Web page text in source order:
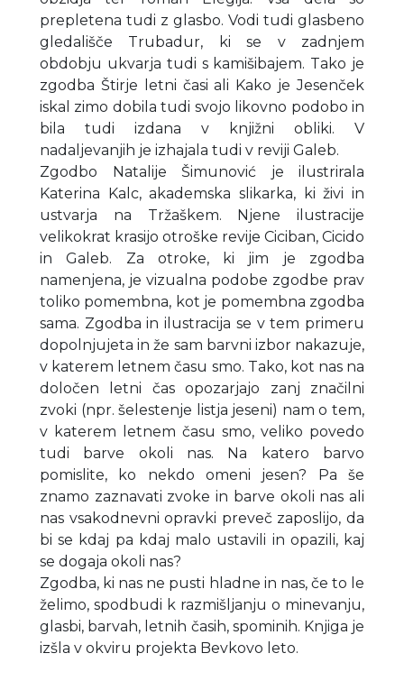
prepletena tudi z glasbo. Vodi tudi glasbeno
gledališče Trubadur, ki se v zadnjem
obdobju ukvarja tudi s kamišibajem. Tako je
zgodba Štirje letni časi ali Kako je Jesenček
iskal zimo dobila tudi svojo likovno podobo in
bila tudi izdana v knjižni obliki. V
nadaljevanjih je izhajala tudi v reviji Galeb.
Zgodbo Natalije Šimunović je ilustrirala
Katerina Kalc, akademska slikarka, ki živi in
ustvarja na Tržaškem. Njene ilustracije
velikokrat krasijo otroške revije Ciciban, Cicido
in Galeb. Za otroke, ki jim je zgodba
namenjena, je vizualna podobe zgodbe prav
toliko pomembna, kot je pomembna zgodba
sama. Zgodba in ilustracija se v tem primeru
dopolnjujeta in že sam barvni izbor nakazuje,
v katerem letnem času smo. Tako, kot nas na
določen letni čas opozarjajo zanj značilni
zvoki (npr. šelestenje listja jeseni) nam o tem,
v katerem letnem času smo, veliko povedo
tudi barve okoli nas. Na katero barvo
pomislite, ko nekdo omeni jesen? Pa še
znamo zaznavati zvoke in barve okoli nas ali
nas vsakodnevni opravki preveč zaposlijo, da
bi se kdaj pa kdaj malo ustavili in opazili, kaj
se dogaja okoli nas?
Zgodba, ki nas ne pusti hladne in nas, če to le
želimo, spodbudi k razmišljanju o minevanju,
glasbi, barvah, letnih časih, spominih. Knjiga je
izšla v okviru projekta Bevkovo leto.